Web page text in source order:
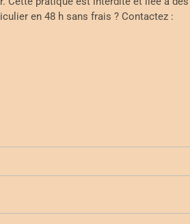
en 48 h sans frais ? Contactez :